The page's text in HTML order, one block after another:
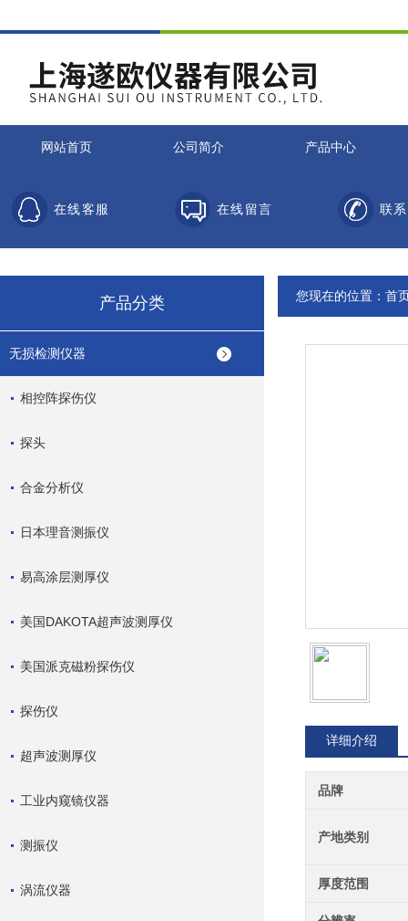
网站首页 公司简介 产品中心
在线客服 在线留言 联
产品分类
无损检测仪器
相控阵探伤仪
探头
合金分析仪
日本理音测振仪
易高涂层测厚仪
美国DAKOTA超声波测厚仪
美国派克磁粉探伤仪
探伤仪
超声波测厚仪
工业内窥镜仪器
测振仪
涡流仪器
您现在的位置： 首
详细介绍
品牌
产地类别
厚度范围